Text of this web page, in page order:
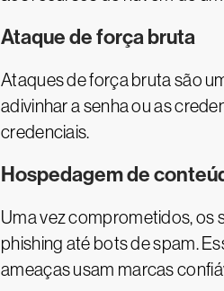
Ataque de força bruta
Ataques de força bruta são
adivinhar a senha ou as
credenciais.
Hospedagem de
Uma vez comprometidos, os
phishing até bots de spam.
ameaças usam marcas